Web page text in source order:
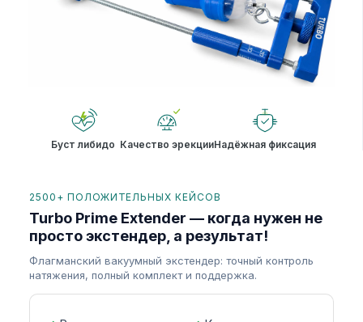
Буст либидо Качество эрекцииНадёжная фиксация
2500+ ПОЛОЖИТЕЛЬНЫХ КЕЙСОВ
Turbo Prime Extender — когда нужен не
просто экстендер, а результат!
Флагманский вакуумный экстендер: точный контроль
натяжения, полный комплект и поддержка.